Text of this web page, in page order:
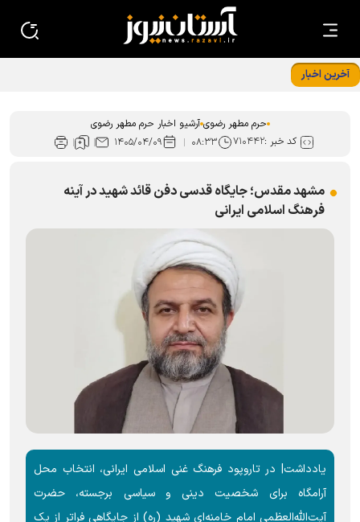
آخرین اخبار
حرم مطهر رضوی آرشیو اخبار حرم مطهر رضوی
کد خبر :۷۱۰۴۴۲ ۰۸:۳۳ ۱۴۰۵/۰۴/۰۹
مشهد مقدس؛ جایگاه قدسی دفن قائد شهید در آینه
فرهنگ اسلامی ایرانی
یادداشت| در تاروپود فرهنگ غنی اسلامی ایرانی، انتخاب محل
آرامگاه برای شخصیت دینی و سیاسی برجسته، حضرت
آیت‌الله‌العظمی امام خامنه‌ای شهید (ره) از جایگاهی فراتر از یک